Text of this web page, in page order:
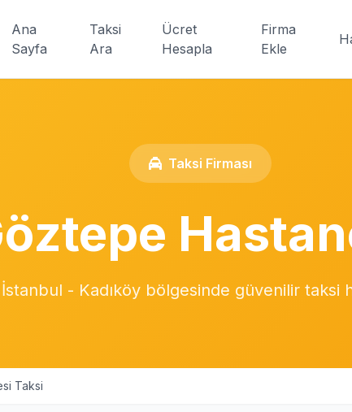
Ana
Sayfa
Taksi
Ara
Ücret
Hesapla
Firma
Ekle
Taksi Firması
İstanbul - Kadıköy bölgesinde güvenilir taksi
Taksi